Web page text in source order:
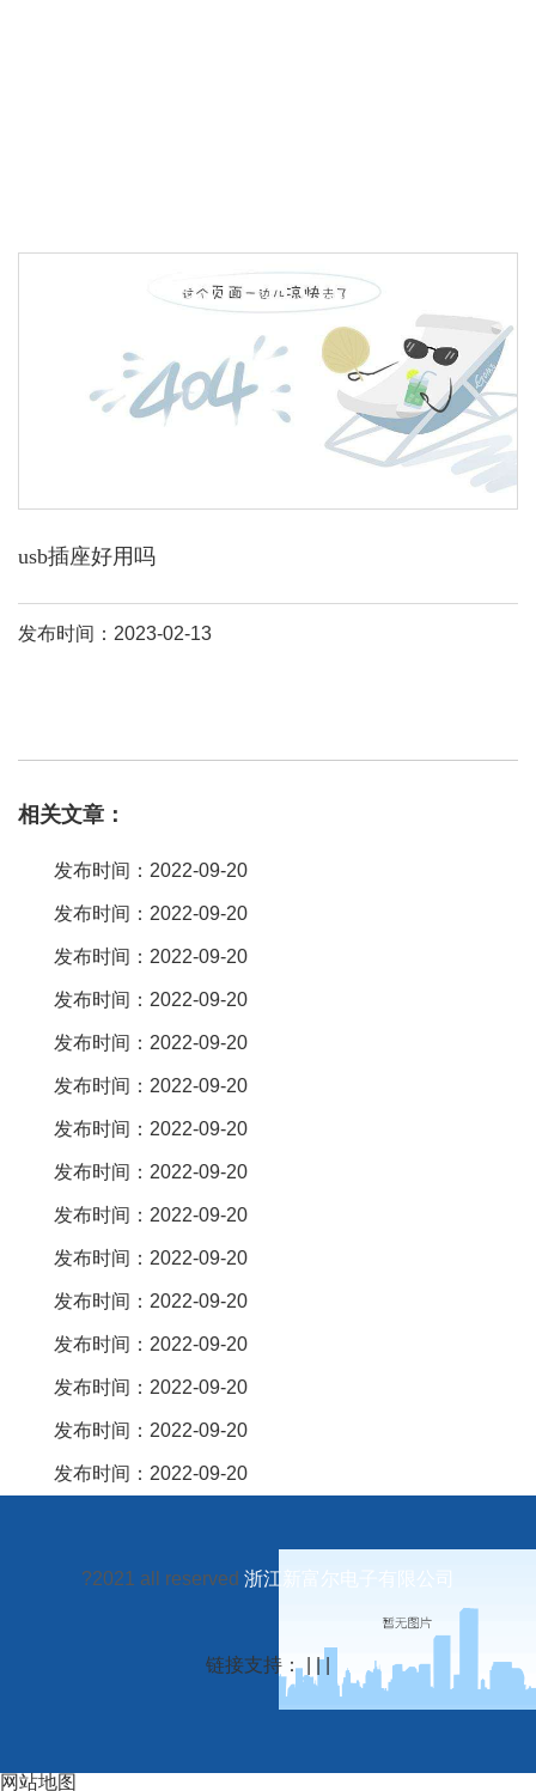
usb插座好用吗
发布时间：2023-02-13
充电器在别的房间，这种时候带usb的插座简直懒人福音好嘛。至于
有异常，唯一缺点是不支持快充，但是它方便啊。而且不光可以充
手机，蓝牙。正泰开关插座可以的，它是国产电工老品牌了，开关
插座断路器质量都很不错，性价比高。正泰新出的系列，比如3ld臻
薄玻璃大板开关，就有双usb20w快充插口，支持经典ubs插口和
type-c接口，非常方便好用∞ 。usb接口的插座可以免充电器，好不
的，我就有个usb接口的排插座，除了有几个三孔两孔标准插座之
外，还有三个usb接口的插座，充电电流各1a，相当不错的 。插座
带usb挺好的，这样子比较方便，而且可以插更多的东西 。
11、特有的安全保护门单孔具备75n阻力，在插入插头时只要稍微用
力即可，这种
相关文章：
发布时间：2022-09-20
发布时间：2022-09-20
发布时间：2022-09-20
发布时间：2022-09-20
发布时间：2022-09-20
发布时间：2022-09-20
发布时间：2022-09-20
发布时间：2022-09-20
发布时间：2022-09-20
发布时间：2022-09-20
发布时间：2022-09-20
发布时间：2022-09-20
发布时间：2022-09-20
发布时间：2022-09-20
发布时间：2022-09-20
?2021 all reserved 浙江新富尔电子有限公司
链接支持： | | |
网站地图